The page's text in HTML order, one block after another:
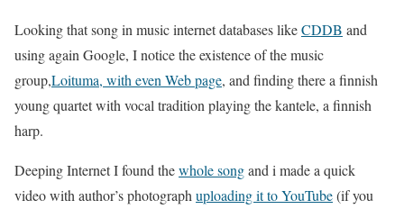
Looking that song in music internet databases likeCDDB and
using again Google, I notice the existence of the music
group,Loituma, with even Web page, and finding there a finnish
young quartet with vocal tradition playing the kantele, a finnish
harp.
Deeping Internet I found thewhole songand i made a quick
video with author’s photograph uploading it to YouTube(if you